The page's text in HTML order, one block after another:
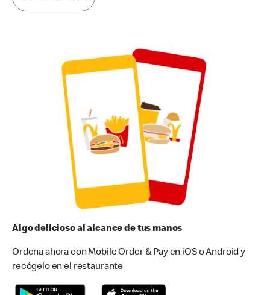
Algo delicioso al alcance de tus manos
Ordena ahora con Mobile Order & Pay en iOS o Android y
recógelo en el restaurante